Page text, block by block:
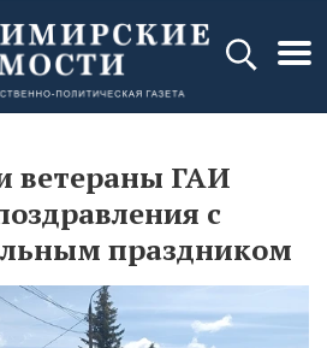
ветераны ГАИ
с
праздником